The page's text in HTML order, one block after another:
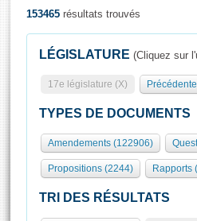
Présidence
577 députés
Groupes politiques
Séance publique
Commissions et autres
Europe et International
Rôle et pouvoirs de
Organisation de
Présidence Conférence des
Visiter l'Assemblée
Visite virtuelle du palais
Assister à une séance
153465 résultats trouvés
LÉGISLATURE (Cliquez sur
17e législature (X)
TYPES DE DOCUMENTS
Amendements (122906)
Propositions (2244) Rapports
TRI DES RÉSULTATS